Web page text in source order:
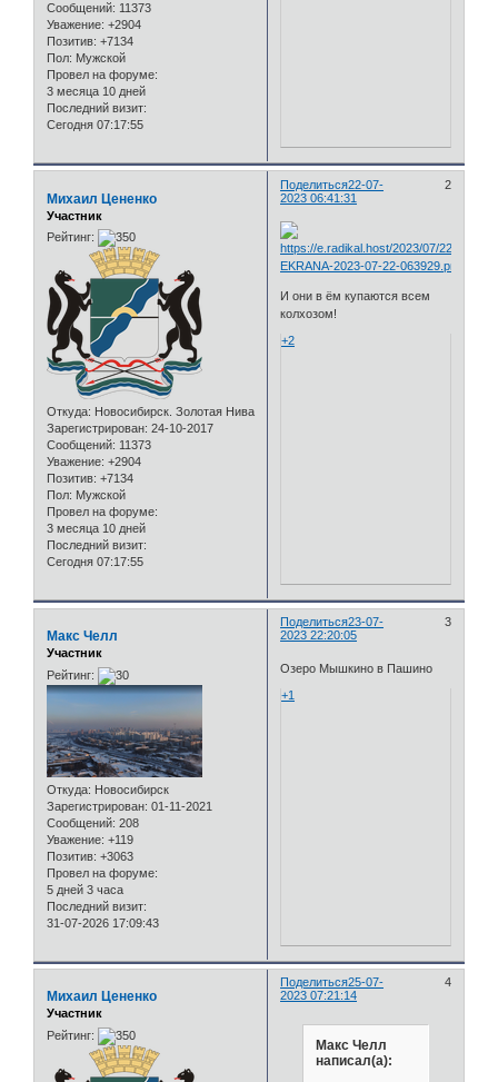
Сообщений: 11373
Уважение: +2904
Позитив: +7134
Пол: Мужской
Провел на форуме:
3 месяца 10 дней
Последний визит:
Сегодня 07:17:55
Поделиться 2
22-07-
2023 06:41:31
Михаил Цененко
Участник
Рейтинг:
Откуда: Новосибирск. Золотая Нива
Зарегистрирован: 24-10-2017
Сообщений: 11373
Уважение: +2904
Позитив: +7134
Пол: Мужской
Провел на форуме:
3 месяца 10 дней
Последний визит:
Сегодня 07:17:55
И они в ём купаются всем
колхозом!
+2
Поделиться 3
23-07-
2023 22:20:05
Макс Челл
Участник
Рейтинг:
Откуда: Новосибирск
Зарегистрирован: 01-11-2021
Сообщений: 208
Уважение: +119
Позитив: +3063
Провел на форуме:
5 дней 3 часа
Последний визит:
31-07-2026 17:09:43
Озеро Мышкино в Пашино
+1
Поделиться 4
25-07-
2023 07:21:14
Михаил Цененко
Участник
Рейтинг:
Макс Челл
написал(а):